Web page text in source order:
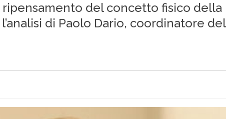
del concetto fisico della
di Paolo Dario, coordinatore del